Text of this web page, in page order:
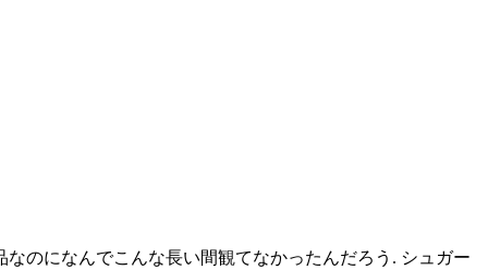
のになんでこんな長い間観てなかったんだろう. シュガー